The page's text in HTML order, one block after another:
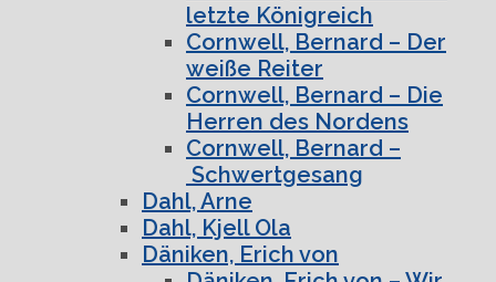
letzte Königreich
Cornwell, Bernard – Der
weiße Reiter
Cornwell, Bernard – Die
Herren des Nordens
Cornwell, Bernard –
Schwertgesang
Dahl, Arne
Dahl, Kjell Ola
Däniken, Erich von